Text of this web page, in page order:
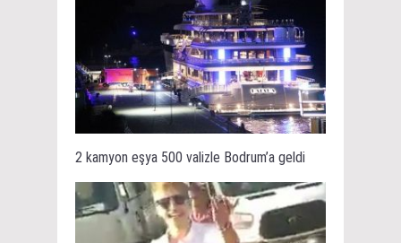
2 kamyon eşya 500 valizle Bodrum’a geldi